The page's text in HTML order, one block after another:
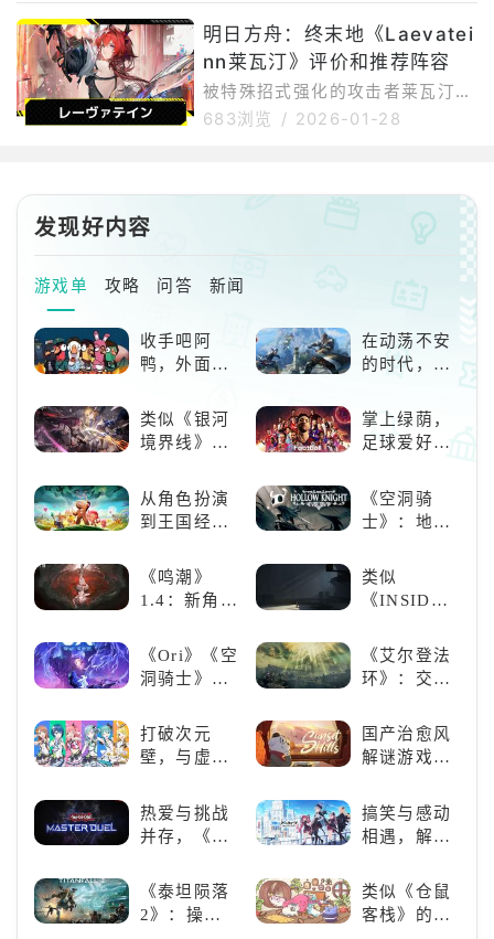
拉尼奇尼克的连击技能即可发动。
基本策略是让队友积攒“粉碎”能
量，然后用波格拉尼奇尼克的
角色配合，因为她可以通过战斗技
能和连击技能将敌人聚集在一起。
如何使用吉尔伯塔利用战斗技巧和
合作技巧吸引敌人吉尔贝塔能够凭
借其战斗技能和合作技能吸引并聚
点。漂浮的它与体型较大的角色配
合得很好，因为它能赋予角色这种
明日方舟：终末地《Laevatei
nn莱瓦汀》评价和推荐阵容
被特殊招式强化的攻击者莱瓦汀是
一名攻击型角色，她会在施放特殊
施加灼烧、燃烧和腐蚀效果的角色
组队。如何使用Laevateinn基本
战斗利用重击和连击积攒地狱之火
当你的地狱火等级达到4级时，可
以使用战斗技能。特殊攻击期间，
其攻击范围广，火力强。利用重击
和连击积攒地狱之火莱瓦汀的特殊
“炼狱”层数可以通过使用灼热之火
683浏览 / 2026-01-28
发现好内容
游戏单 攻略 问答 新闻
收手吧阿
鸭，外面全
在动荡不安
的时代，踏
类似《银河
境界线》的
类手游推
荐：极致策
略，无限可
掌上绿荫，
足球爱好者
况足球》
从角色扮演
到王国经
游为何能俘
获玩家心？
《空洞骑
士》：地下
探索与极致
冒险
《鸣潮》
1.4：新角
情，全新冒
险体验！
类似
《INSIDE》
戏！快动起
你的小脑筋
《Ori》《空
洞骑士》
胞》横向对
比，不知道
《艾尔登法
环》：交界
奇与魂系新
巅峰
打破次元
壁，与虚拟
写音符物语
国产治愈风
解谜游戏
丘》
热爱与挑战
并存，《游
决斗》，牌
佬都爱玩的
游戏是啥
搞笑与感动
相遇，解锁
的魅力
《泰坦陨落
2》：操控
类似《仓鼠
客栈》的萌